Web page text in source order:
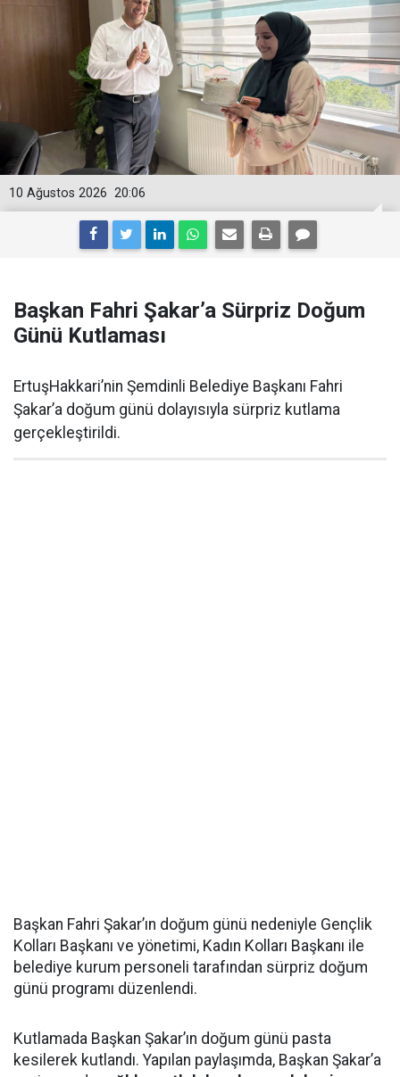
20:06
10 Ağustos 2026
Başkan Fahri Şakar’a Sürpriz Doğum
Günü Kutlaması
ErtuşHakkari’nin Şemdinli Belediye Başkanı Fahri
Şakar’a doğum günü dolayısıyla sürpriz kutlama
gerçekleştirildi.
Başkan Fahri Şakar’ın doğum günü nedeniyle Gençlik
Kolları Başkanı ve yönetimi, Kadın Kolları Başkanı ile
belediye kurum personeli tarafından sürpriz doğum
günü programı düzenlendi.
Kutlamada Başkan Şakar’ın doğum günü pasta
kesilerek kutlandı. Yapılan paylaşımda, Başkan Şakar’a